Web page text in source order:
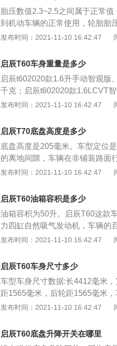
双离合变速箱。机动车辆目前使
选择，分别是汽油版本和汽油加
胎压数值2.3~2.5之间属于正常
到机动车辆的正常使用，轮胎胎
驶的安全性，车辆行驶的稳定性
的磨损。机动车辆的轮胎气压过
的过程中受到的负荷增大，如果
况。
发布时间：2021-11-10 16:42:47
启辰T60车身重量是多少
启辰t602020款1.6升手动智观版
千克；启辰t602020款1.6LCVT
1277千克；启辰t602020款
是2020款车型，车辆使用的1.6
一款cvt无极变速箱。车辆的驱
汽油，车辆车身结构的是5门5座
发布时间：2021-11-10 16:42:47
启辰T70底盘高度是多少
底盘高度是205毫米。车型定位
的离地间隙，车辆在非铺装路面
保护车辆的底盘不受到磕碰。机
车辆最小离地间隙越小，车辆通
机动车辆的重心会更低，可以增
计有一定的关系。
发布时间：2021-11-10 16:42:47
启辰T60油箱容积是多少
油箱容积为50升。启辰T60这款
力四缸自然吸气发动机，车辆的
可以满足机动车辆日常使用。机
理油箱的时候需要到专业的维修
傅，对机动车辆的油箱进行检查
车辆交付给车主使用。
发布时间：2021-11-10 16:42:47
启辰T60车身尺寸多少
车型车身尺寸数据:长4412毫米
距1565毫米，后轮距1565毫米
UV车型，油箱容积为50升。东
动变速箱以及无极变速箱。机动
辆的车身结构是一款5门5座的
发布时间：2021-11-10 16:42:47
启辰T60底盘升降开关在哪里